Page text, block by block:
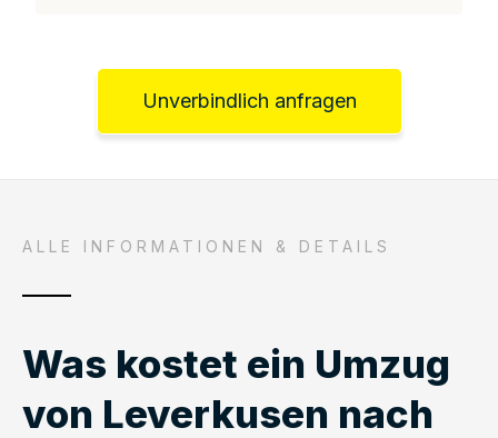
Unverbindlich anfragen
ALLE INFORMATIONEN & DETAILS
Was kostet ein Umzug
von Leverkusen nach